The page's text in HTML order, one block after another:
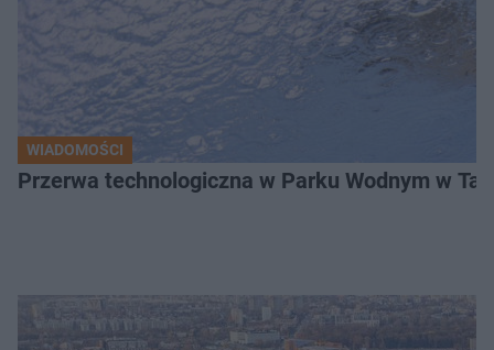
WIADOMOŚCI
Przerwa technologiczna w Parku Wodnym w